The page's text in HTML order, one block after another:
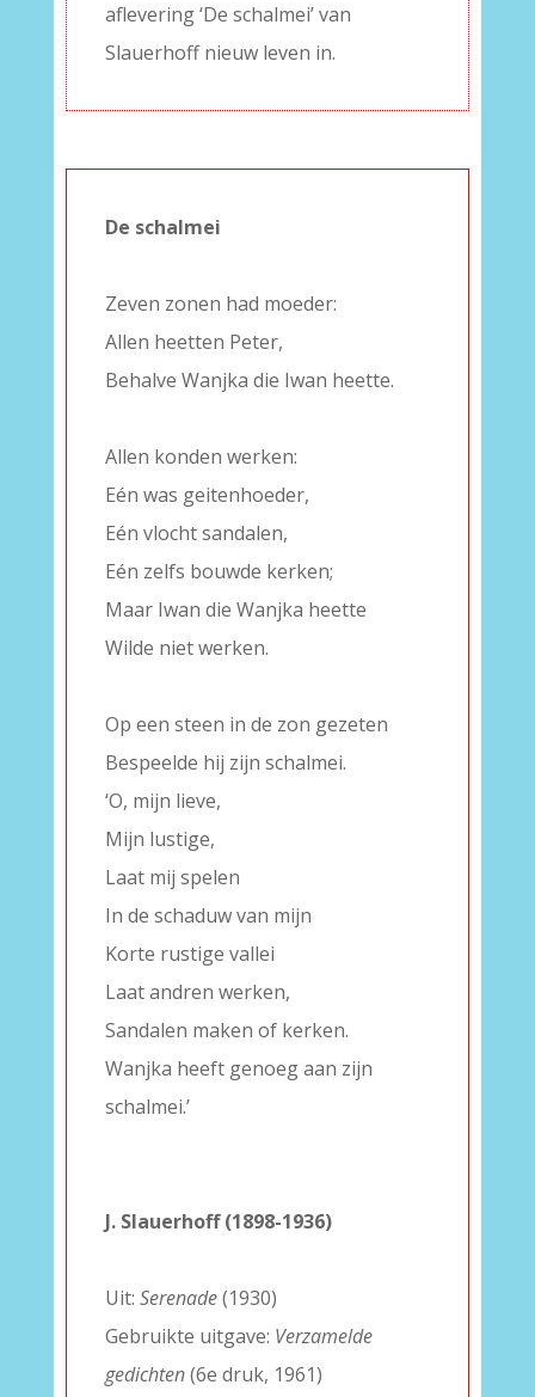
aflevering ‘De schalmei’ van
Slauerhoff nieuw leven in.
De schalmei
Zeven zonen had moeder:
Allen heetten Peter,
Behalve Wanjka die Iwan heette.
Allen konden werken:
Eén was geitenhoeder,
Eén vlocht sandalen,
Eén zelfs bouwde kerken;
Maar Iwan die Wanjka heette
Wilde niet werken.
Op een steen in de zon gezeten
Bespeelde hij zijn schalmei.
‘O, mijn lieve,
Mijn lustige,
Laat mij spelen
In de schaduw van mijn
Korte rustige vallei
Laat andren werken,
Sandalen maken of kerken.
Wanjka heeft genoeg aan zijn
schalmei.’
J. Slauerhoff (1898-1936)
Uit: Serenade(1930)
Gebruikte uitgave: Verzamelde
gedichten(6e druk, 1961)